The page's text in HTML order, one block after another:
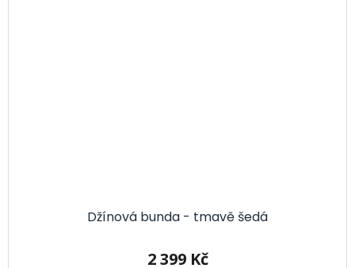
Džínová bunda - tmavě šedá
2 399 Kč